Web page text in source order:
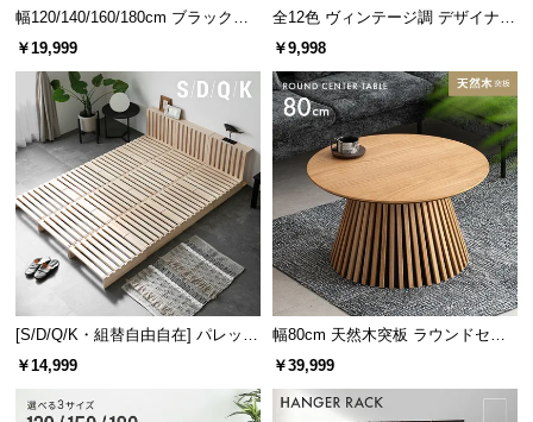
注ぎやすいスリムノズル
幅120/140/160/180cm ブラックフ
レーム ダイニング 大理石調 4人掛
￥19,999
全12色 ヴィンテージ調 デザイナー
ズシェルチェア
￥9,998
[S/D/Q/K・組替自由自在] パレット
ベッド 8/12/16枚セット
￥14,999
幅80cm 天然木突板 ラウンドセン
ターテーブル 美しい格子デザイン
￥39,999